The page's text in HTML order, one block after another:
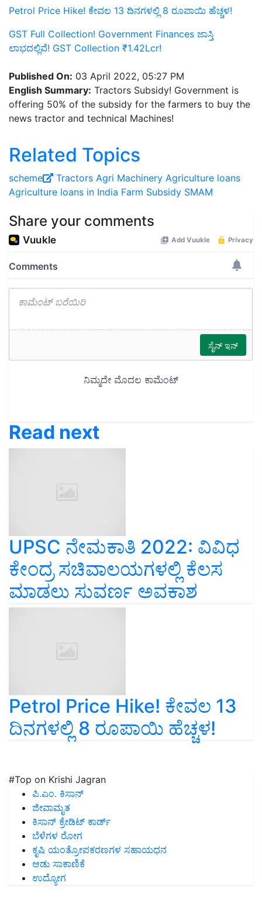
Petrol Price Hike! ಕೇವಲ 13 ದಿನಗಳಲ್ಲಿ 8 ರೂಪಾಯಿ ಹೆಚ್ಚಳ!
GST Full Collection! Government Finances ಜಾಸ್ತಿ
ಲಾಭದಲ್ಲಿವೆ! GST Collection ₹1.42Lcr!
Published On: 03 April 2022, 05:27 PM
English Summary: Tractors Subsidy! Government is
offering 50% of the subsidy for the farmers to buy the
news tractor and technical Machines!
Related Topics
scheme Tractors Agri Machinery Agriculture loans
Agriculture loans in India Farm Subsidy SMAM
Share your comments
Read next
UPSC ನೇಮಕಾತಿ 2022: ವಿವಿಧ
ಕೇಂದ್ರ ಸಚಿವಾಲಯಗಳಲ್ಲಿ ಕೆಲಸ
ಮಾಡಲು ಸುವರ್ಣ ಅವಕಾಶ
Petrol Price Hike! ಕೇವಲ 13
ದಿನಗಳಲ್ಲಿ 8 ರೂಪಾಯಿ ಹೆಚ್ಚಳ!
#Top on Krishi Jagran
ಪಿ.ಎಂ. ಕಿಸಾನ್
ಜೀವಾಮೃತ
ಕಿಸಾನ್ ಕ್ರೇಡಿಟ್ ಕಾರ್ಡ್
ಬೆಳೆಗಳ ರೋಗ
ಕೃಷಿ ಯಂತ್ರೋಪಕರಣಗಳ ಸಹಾಯಧನ
ಆಡು ಸಾಕಾಣಿಕೆ
ಉದ್ಯೋಗ